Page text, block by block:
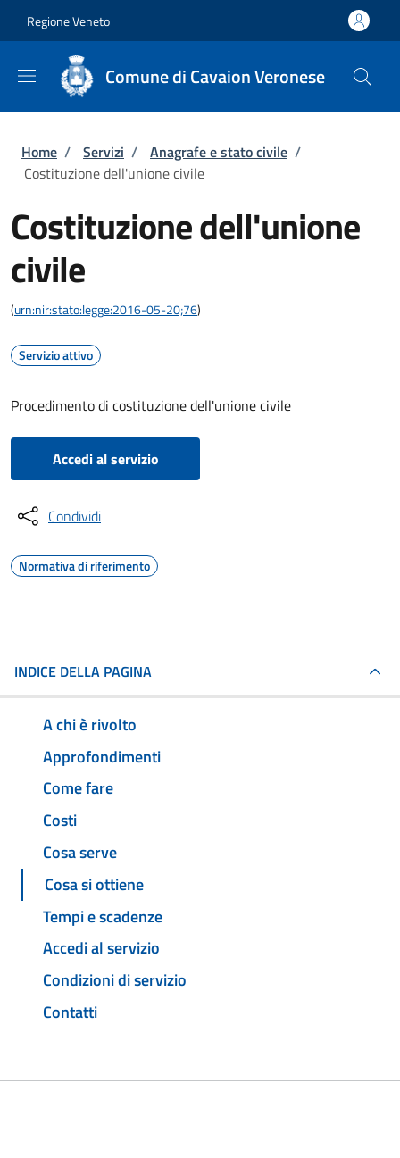
Regione Veneto
Comune di Cavaion Veronese
Briciole di pane
Home / Servizi / Anagrafe e stato civile /
Costituzione dell'unione civile
Costituzione dell'unione
civile
(urn:nir:stato:legge:2016-05-20;76)
Servizio attivo
Procedimento di costituzione dell'unione civile
Accedi al servizio
Condividi
Normativa di riferimento
INDICE DELLA PAGINA
A chi è rivolto
Approfondimenti
Come fare
Costi
Cosa serve
Cosa si ottiene
Tempi e scadenze
Accedi al servizio
Condizioni di servizio
Contatti